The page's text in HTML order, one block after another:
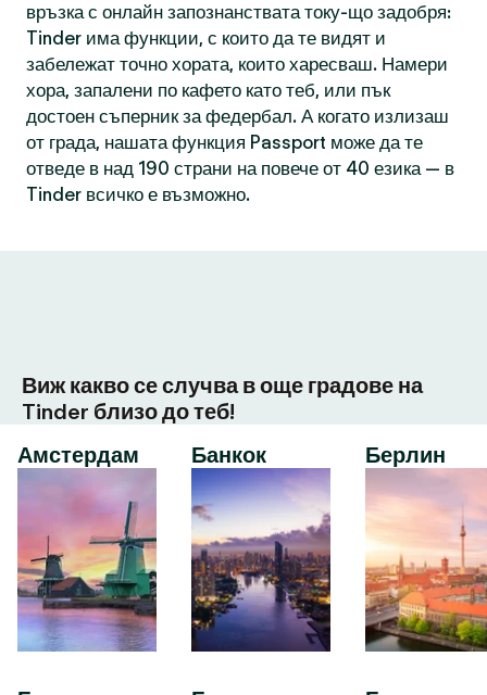
връзка с онлайн запознанствата току-що задобря:
Tinder има функции, с които да те видят и
забележат точно хората, които харесваш. Намери
хора, запалени по кафето като теб, или пък
достоен съперник за федербал. А когато излизаш
от града, нашата функция Passport може да те
отведе в над 190 страни на повече от 40 езика — в
Tinder всичко е възможно.
Виж какво се случва в още градове на
Tinder близо до теб!
Амстердам
Банкок Берлин